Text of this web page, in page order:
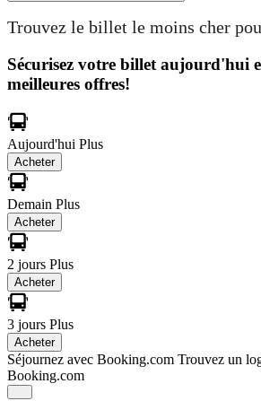
Trouvez le billet le moins cher
Sécurisez votre billet aujourd'hui
meilleures offres!
Aujourd'hui Plus
Acheter
Demain Plus
Acheter
2 jours Plus
Acheter
3 jours Plus
Acheter
Séjournez avec Booking.com Trouvez un
Booking.com